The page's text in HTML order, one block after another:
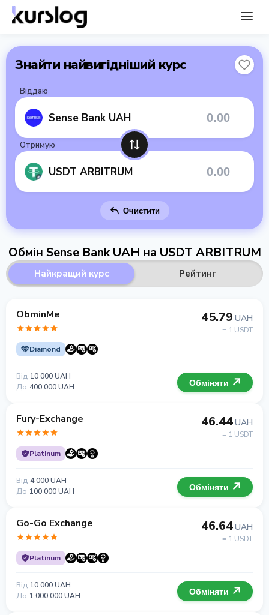
Знайти найвигідніший курс
Віддаю
Sense Bank UAH
Отримую
USDT ARBITRUM
Очистити
Обмін Sense Bank UAH на USDT ARBITRUM
Найкращий курс Рейтинг
ObminMe
Diamond
45.79 UAH
= 1 USDT
Від 10 000 UAH
До 400 000 UAH Обміняти
Fury-Exchange
Platinum
46.44UAH
= 1 USDT
Від 4 000 UAH
До 100 000 UAH Обміняти
Go-Go Exchange
Platinum
46.64UAH
= 1 USDT
Від 10 000 UAH
До 1 000 000 UAH Обміняти